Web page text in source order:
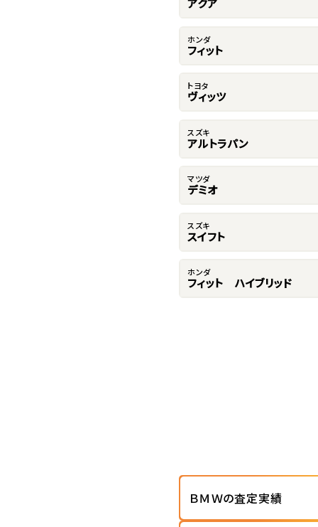
アクア
ホンダ
フィット
トヨタ
ヴィッツ
スズキ
アルトラパン
マツダ
デミオ
スズキ
スイフト
ホンダ
フィット ハイブリッド
ＢＭＷの査定実績